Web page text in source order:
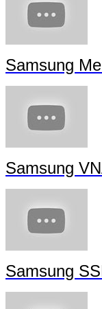
Samsung Memory
Samsung
Samsung